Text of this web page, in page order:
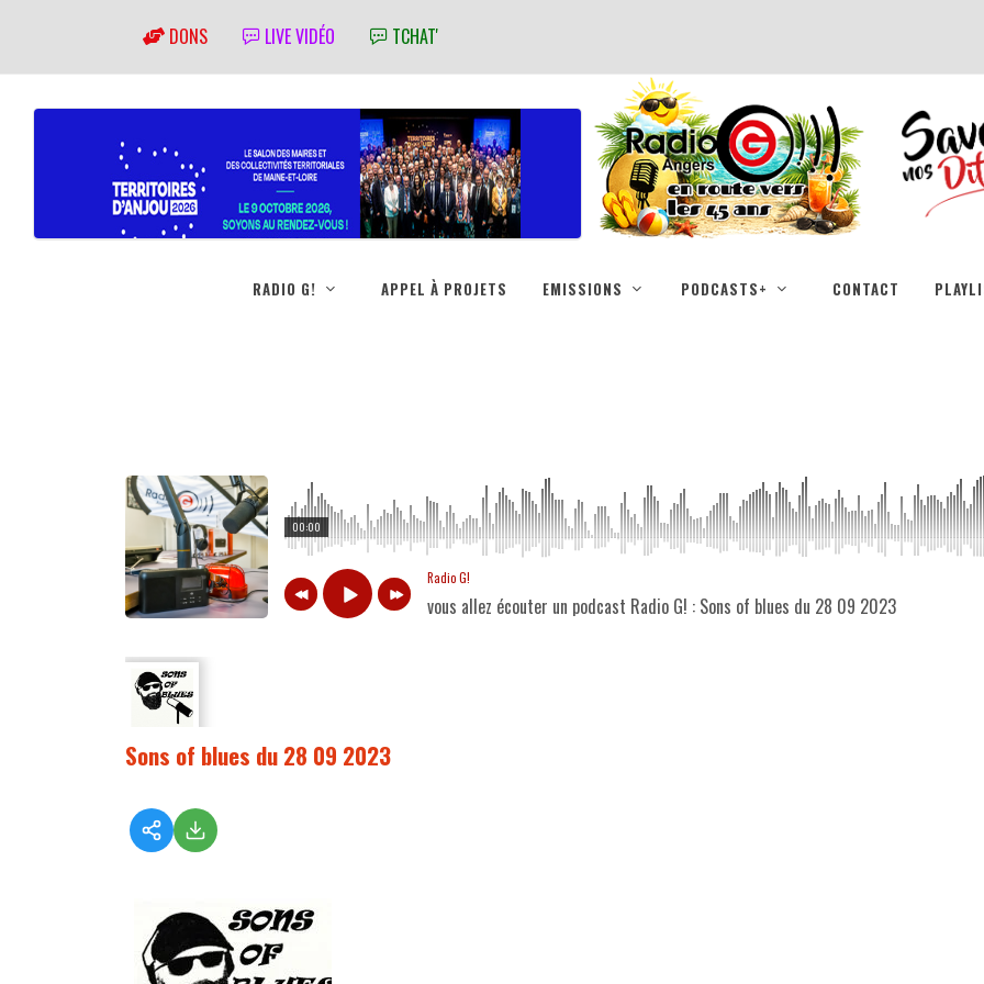
DONS LIVE VIDÉO TCHAT'
RADIO G! APPEL À PROJETS EMISSIONS PODCASTS+ CONTACT
00:00
Radio G!
vous allez écouter un podcast Radio G! : Sons of blues du 28 09 2023
Sons of blues du 28 09 2023